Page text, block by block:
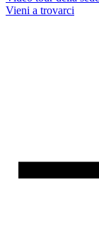
Vieni a trovarci